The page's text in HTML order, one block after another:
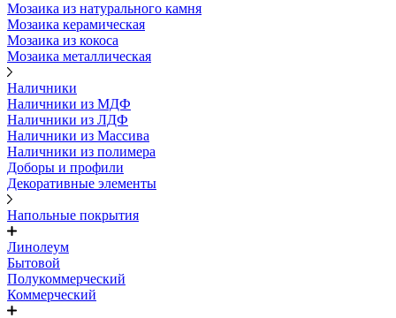
Мозаика из натурального камня
Мозаика керамическая
Мозаика из кокоса
Мозаика металлическая
Наличники
Наличники из МДФ
Наличники из ЛДФ
Наличники из Массива
Наличники из полимера
Доборы и профили
Декоративные элементы
Напольные покрытия
Линолеум
Бытовой
Полукоммерческий
Коммерческий